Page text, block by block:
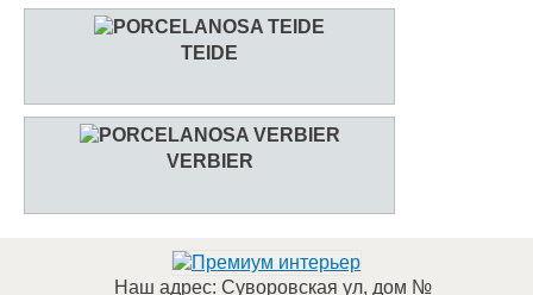
TEIDE
VERBIER
Наш адрес: Суворовская ул, дом №